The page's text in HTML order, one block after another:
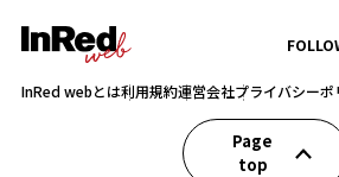
InRed webとは利用規約運営会社プライバシーポ
Page
top